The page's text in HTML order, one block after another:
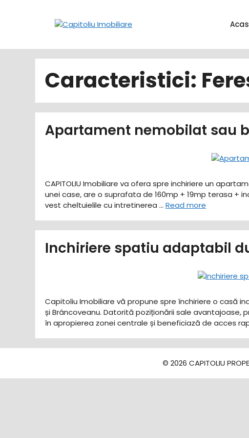
Caracteristici:
Apartament nemobilat sau
CAPITOLIU Imobiliare va ofera spre inchiriere un
unei case, are o suprafata de 160mp + 19mp terasa +
vest cheltuielile cu intretinerea … Read more
Inchiriere spatiu adaptabil
Capitoliu Imobiliare vă propune spre închiriere o casă
și Brâncoveanu. Datorită poziționării sale
în apropierea zonei centrale și beneficiază de acces
© 2026 CAPITOLIU